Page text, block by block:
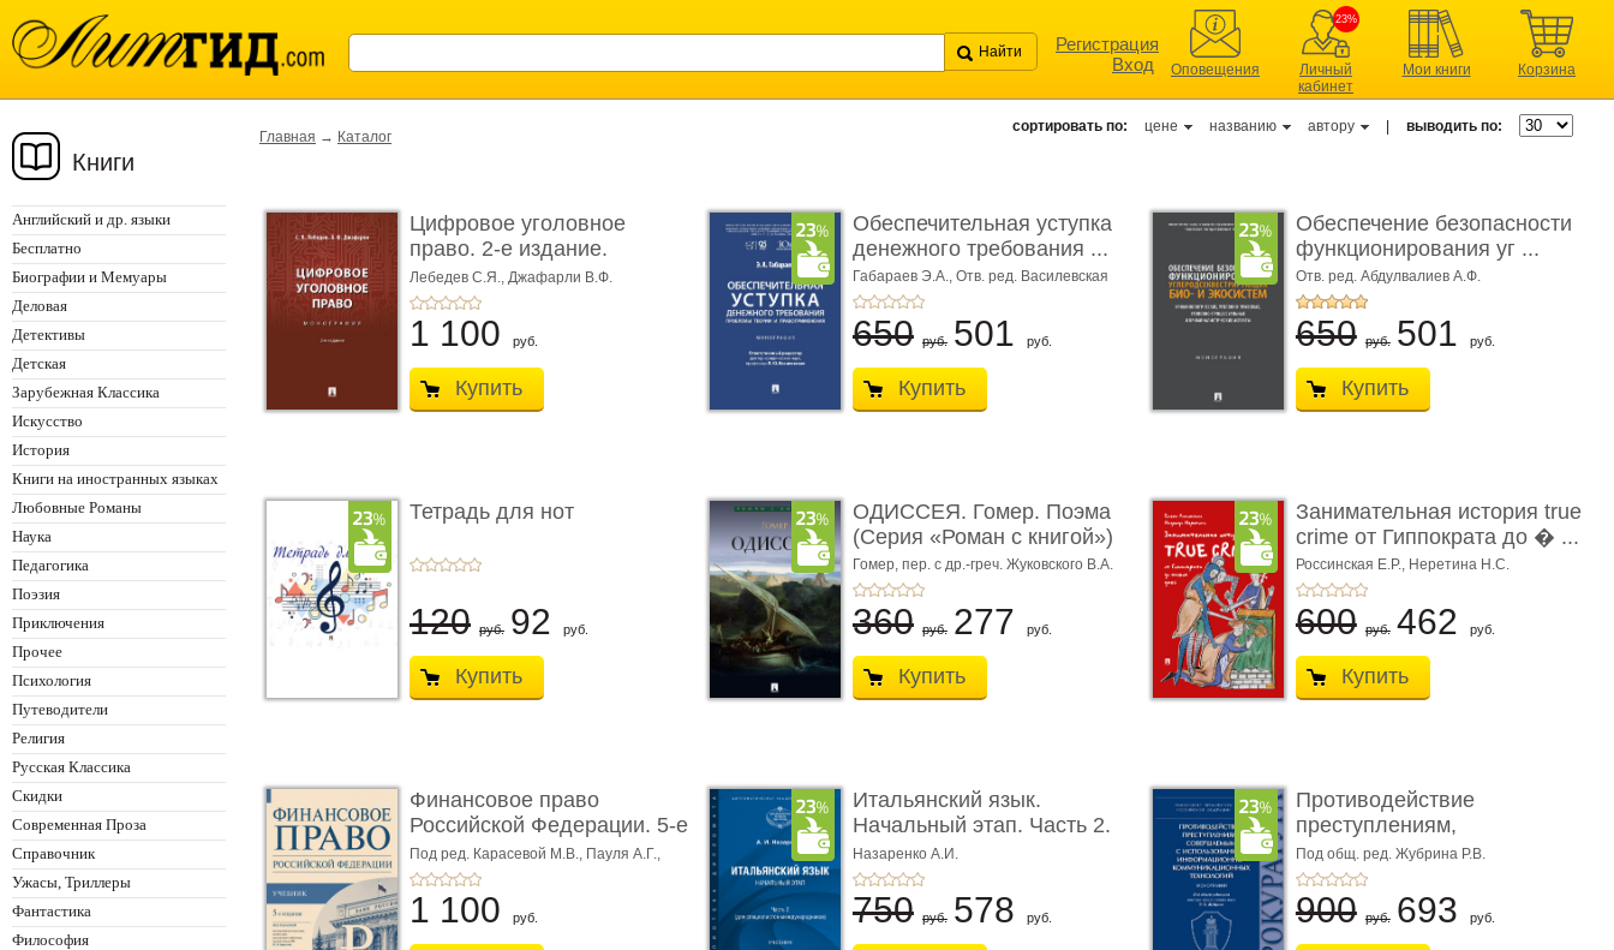
Регистрация
Вход
Оповещения
23%
Личный
кабинет
Мои книги Корзина
Книги
Английский и др. языки
Бесплатно
Биографии и Мемуары
Деловая
Детективы
Детская
Зарубежная Классика
Искусство
История
Книги на иностранных языках
Любовные Романы
Наука
Педагогика
Поэзия
Приключения
Прочее
Психология
Путеводители
Религия
Русская Классика
Скидки
Современная Проза
Справочник
Ужасы, Триллеры
Фантастика
Философия
Главная → Каталог
сортировать по: цене названию автору выводить по:
Цифровое уголовное
право. 2-е издание.
Монограф ...
Лебедев С.Я., Джафарли В.Ф.
1 100 руб.
Купить
Обеспечительная уступка
денежного требования ...
Габараев Э.А., Отв. ред. Василевская
Л.Ю.,вступ. сл. Каретина М.Г.
650 руб. 501 руб.
Купить
Обеспечение безопасности
функционирования уг ...
Отв. ред. Абдулвалиев А.Ф.
650 руб. 501 руб.
Купить
Тетрадь для нот
120 руб. 92 руб.
Купить
ОДИССЕЯ. Гомер. Поэма
(Серия «Роман с книгой»)
Гомер, пер. с др.-греч. Жуковского В.А.
360 руб. 277 руб.
Купить
Занимательная история true
crime от Гиппократа до � ...
Россинская Е.Р., Неретина Н.С.
600 руб. 462 руб.
Купить
Финансовое право
Российской Федерации. 5-е
изд� ...
Под ред. Карасевой М.В., Пауля А.Г.,
Красюкова А.В.
1 100 руб.
Итальянский язык.
Начальный этап. Часть 2.
Учеб� ...
Назаренко А.И.
750 руб. 578 руб.
Противодействие
преступлениям,
совершаемым с ...
Под общ. ред. Жубрина Р.В.
900 руб. 693 руб.